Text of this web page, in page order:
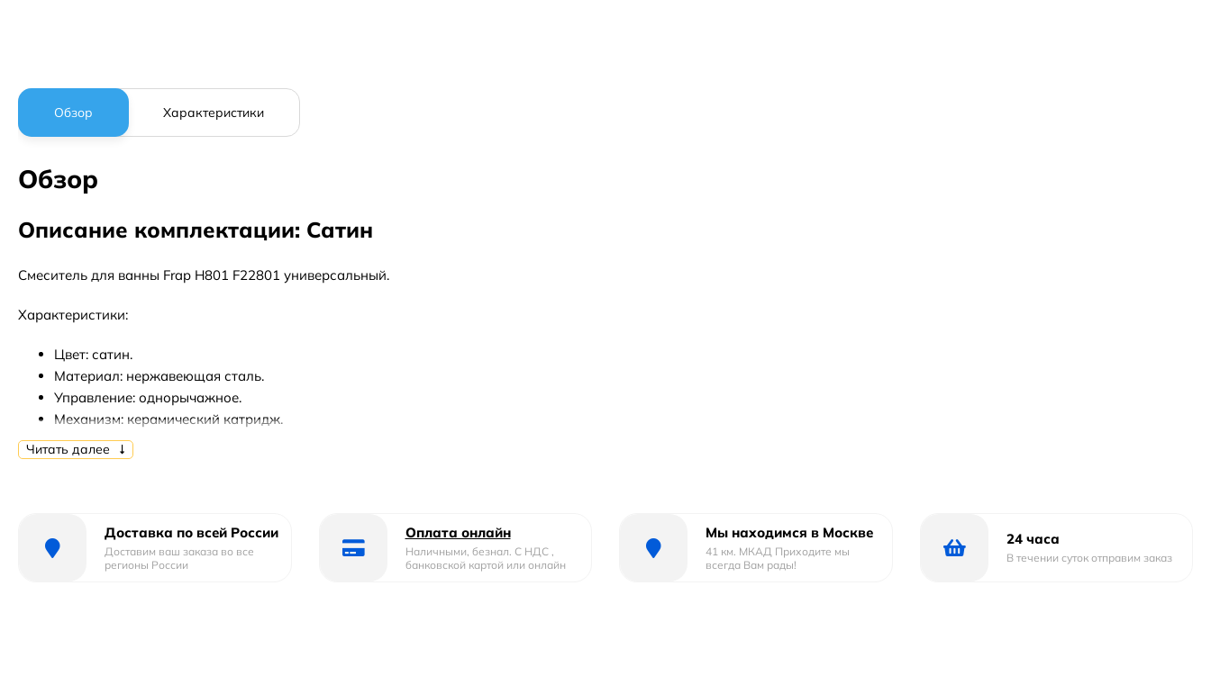
Обзор Характеристики
Обзор
Описание комплектации: Сатин
Смеситель для ванны Frap H801 F22801 универсальный.
Характеристики:
Цвет: сатин.
Материал: нержавеющая сталь.
Управление: однорычажное.
Механизм: керамический катридж.
Монтаж: на стену.
Стандарт подводки: G 1/2.
В комплекте поставки:
Читать далее
Доставка по всей России
Доставим ваш заказа во все
регионы России
Оплата онлайн
Наличными, безнал. С НДС ,
банковской картой или онлайн
Мы находимся в Москве
41 км. МКАД Приходите мы
всегда Вам рады!
24 часа
В течении суток отправим заказ